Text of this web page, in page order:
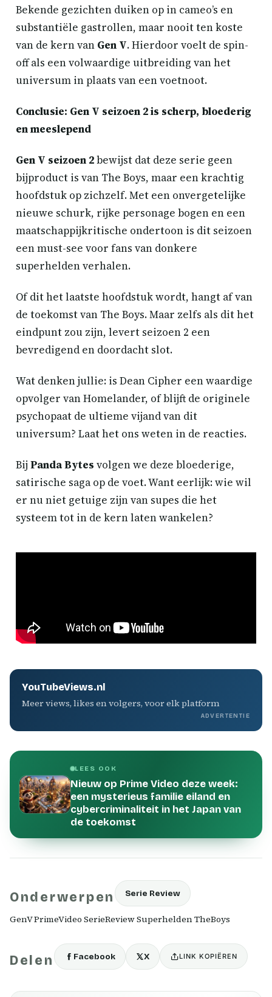
Bekende gezichten duiken op in cameo’s en
substantiële gastrollen, maar nooit ten koste
van de kern van Gen V. Hierdoor voelt de spin-
off als een volwaardige uitbreiding van het
universum in plaats van een voetnoot.
Conclusie: Gen V seizoen 2 is scherp, bloederig
en meeslepend
Gen V seizoen 2bewijst dat deze serie geen
bijproduct is van The Boys, maar een krachtig
hoofdstuk op zichzelf. Met een onvergetelijke
nieuwe schurk, rijke personage bogen en een
maatschappijkritische ondertoon is dit seizoen
een must-see voor fans van donkere
superhelden verhalen.
Of dit het laatste hoofdstuk wordt, hangt af van
de toekomst van The Boys. Maar zelfs als dit het
eindpunt zou zijn, levert seizoen 2 een
bevredigend en doordacht slot.
Wat denken jullie: is Dean Cipher een waardige
opvolger van Homelander, of blijft de originele
psychopaat de ultieme vijand van dit
universum? Laat het ons weten in de reacties.
Bij Panda Bytes volgen we deze bloederige,
satirische saga op de voet. Want eerlijk: wie wil
er nu niet getuige zijn van supes die het
systeem tot in de kern laten wankelen?
YouTubeViews.nl
Meer views, likes en volgers, voor elk platform
ADVERTENTIE
LEES OOK
Nieuw op Prime Video deze week:
een mysterieus familie eiland en
cybercriminaliteit in het Japan van
de toekomst
Onderwerpen Serie Review
GenV PrimeVideo SerieReview Superhelden TheBoys
Delen Facebook X LINK KOPIËREN